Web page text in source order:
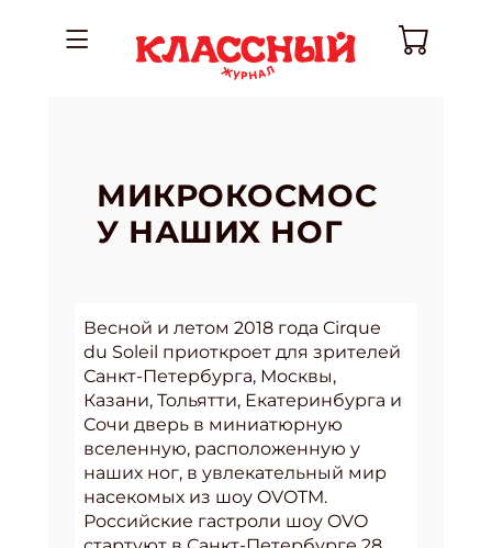
МИКРОКОСМОС
У НАШИХ НОГ
Весной и летом 2018 года Cirque
du Soleil приоткроет для зрителей
Санкт-Петербурга, Москвы,
Казани, Тольятти, Екатеринбурга и
Сочи дверь в миниатюрную
вселенную, расположенную у
наших ног, в увлекательный мир
насекомых из шоу OVOTM.
Российские гастроли шоу OVO